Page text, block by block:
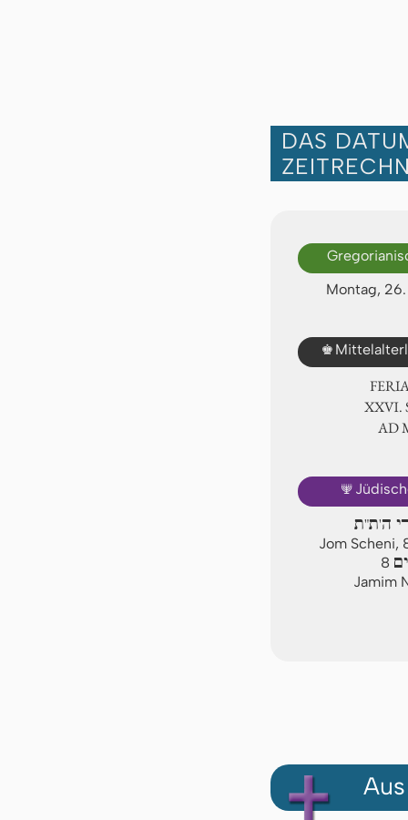
DAS
Montag,
♚
ⅩⅩⅥ.
AD
🕎
ה'ת"ת
Jom Scheni,
8
Jamim